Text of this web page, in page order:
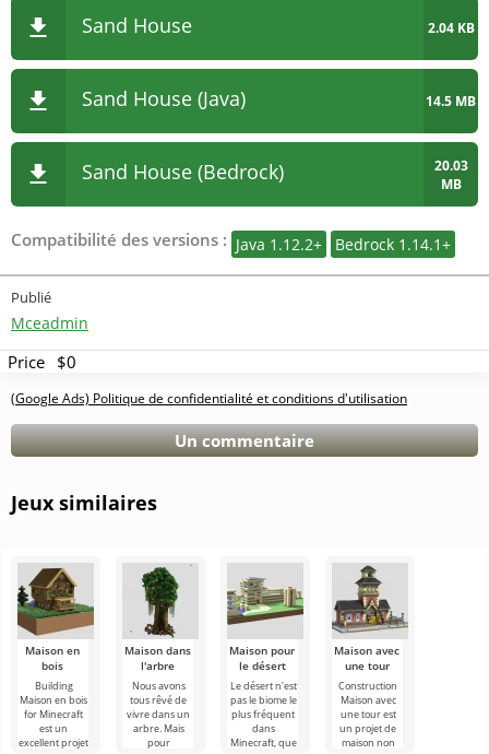
Sand House 2.04 KB
Sand House (Java) 14.5 MB
Sand House (Bedrock)
20.03
MB
Compatibilité des versions : Java 1.12.2+ Bedrock 1.14.1+
Publié
Mceadmin
Price $0
(Google Ads) Politique de confidentialité et conditions d'utilisation
Un commentaire
Jeux similaires
Maison en
bois
Building
Maison en bois
for Minecraft
est un
excellent projet
Maison dans
l'arbre
Nous avons
tous rêvé de
vivre dans un
arbre. Mais
pour
Maison pour
le désert
Le désert n'est
pas le biome le
plus fréquent
dans
Minecraft, que
Maison avec
une tour
Construction
Maison avec
une tour est
un projet de
maison non